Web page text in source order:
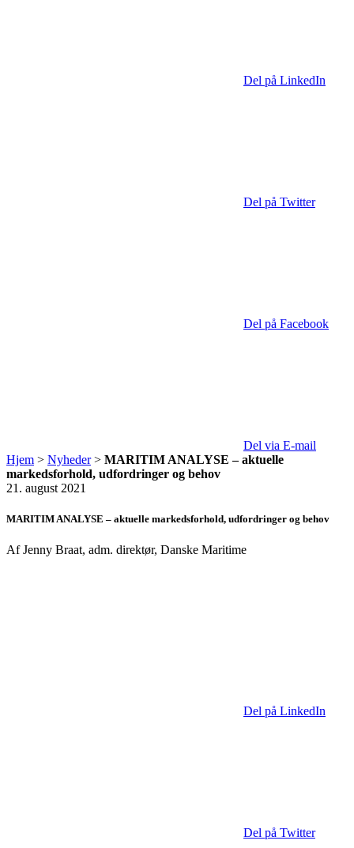
Del på LinkedIn
Del på Twitter
Del på Facebook
Del via E-mail
Hjem > Nyheder> MARITIM ANALYSE – aktuelle
markedsforhold, udfordringer og behov
21. august 2021
MARITIM ANALYSE – aktuelle markedsforhold, udfordringer og behov
Af Jenny Braat, adm. direktør, Danske Maritime
Del på LinkedIn
Del på Twitter